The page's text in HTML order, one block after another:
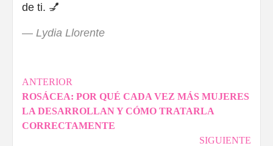
de ti. 💅
— Lydia Llorente
Navegación
de
entradas
ANTERIOR
ROSÁCEA: POR QUÉ CADA VEZ MÁS MUJERES
LA DESARROLLAN Y CÓMO TRATARLA
CORRECTAMENTE
SIGUIENTE